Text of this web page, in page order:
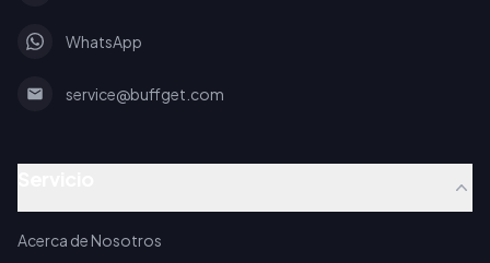
WhatsApp
service@buffget.com
Acerca de Nosotros